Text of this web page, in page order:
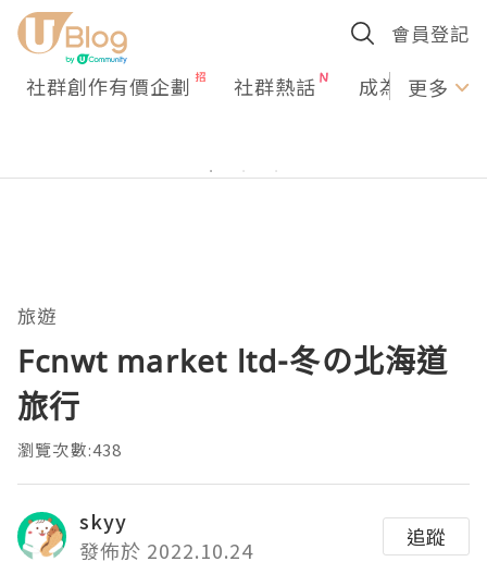
會員登記
社群創作有價企劃 社群熱話 成為U更多
旅遊
Fcnwt market ltd-冬の北海道
旅行
瀏覽次數:438
skyy
發佈於 2022.10.24
追蹤